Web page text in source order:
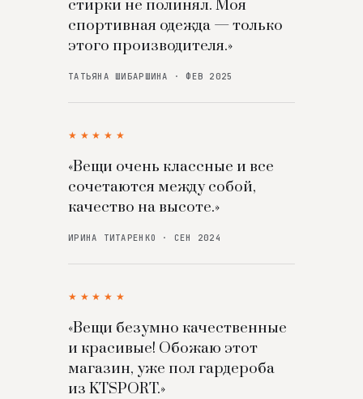
стирки не полинял. Моя
спортивная одежда — только
этого производителя.»
ТАТЬЯНА ШИБАРШИНА · ФЕВ 2025
★★★★★
«Вещи очень классные и все
сочетаются между собой,
качество на высоте.»
ИРИНА ТИТАРЕНКО · СЕН 2024
★★★★★
«Вещи безумно качественные
и красивые! Обожаю этот
магазин, уже пол гардероба
из KTSPORT.»